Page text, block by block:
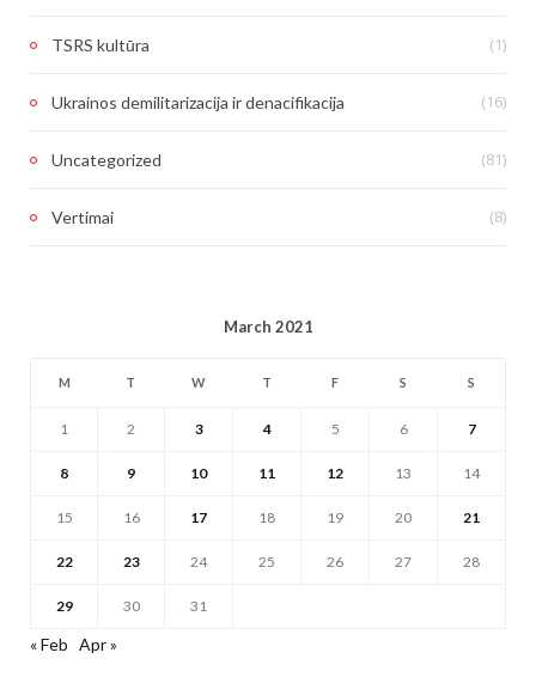
TSRS kultūra (1)
Ukrainos demilitarizacija ir denacifikacija (16)
Uncategorized (81)
Vertimai (8)
March 2021
M T W T F S S
1 2 3 4 5 6 7
8 9 10 11 12 13 14
15 16 17 18 19 20 21
22 23 24 25 26 27 28
29 30 31
« Feb Apr »